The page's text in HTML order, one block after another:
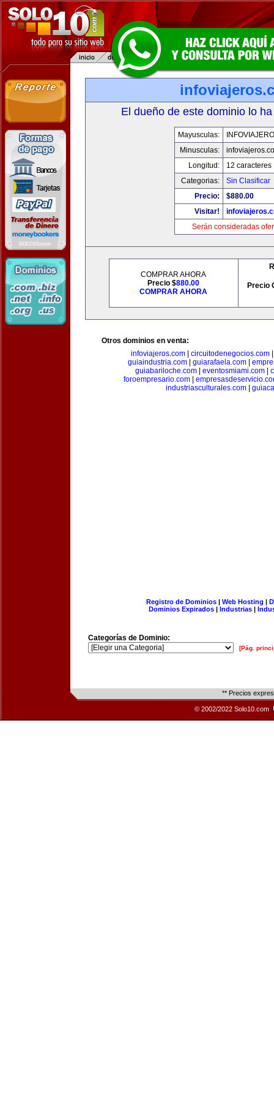
El dueño de este dominio lo
Mayusculas:
Minusculas:
Longitud:
12 caracteres
Categorias:
Sin Clasificar
Precio:
$880.00
Visitar!
Serán consideradas
COMPRAR AHORA
Precio $880.00
COMPRAR AHORA
Precio
Otros dominios en venta:
infoviajeros.com
circuitodenegocios.com
guiaindustria.com
guiarafaela.com
guiabariloche.com
eventosmiami.com
foroempresario.com|
industriasculturales.com|
Registro de Dominios| Web Hosting |
Dominios Expirados | Industrias |
Categorías de Dominio:
[Pág.
** Precios
© 2002/2022 Solo10.com